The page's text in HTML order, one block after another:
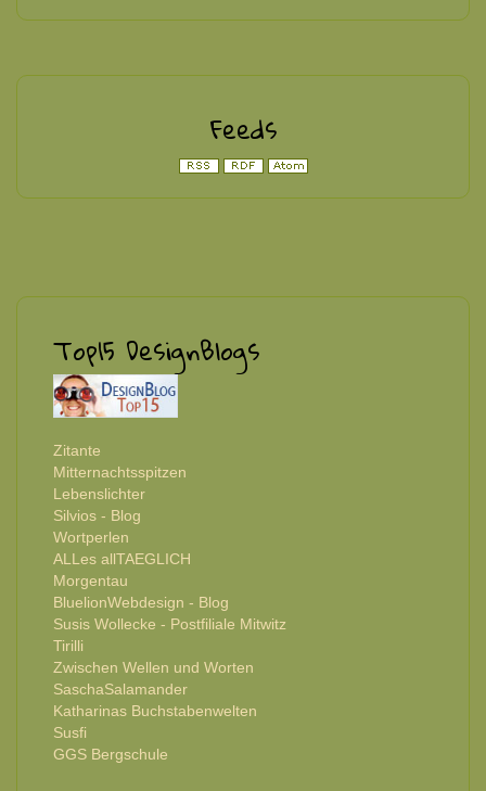
Feeds
Top15 DesignBlogs
Zitante
Mitternachtsspitzen
Lebenslichter
Silvios - Blog
Wortperlen
ALLes allTAEGLICH
Morgentau
BluelionWebdesign - Blog
Susis Wollecke - Postfiliale Mitwitz
Tirilli
Zwischen Wellen und Worten
SaschaSalamander
Katharinas Buchstabenwelten
Susfi
GGS Bergschule